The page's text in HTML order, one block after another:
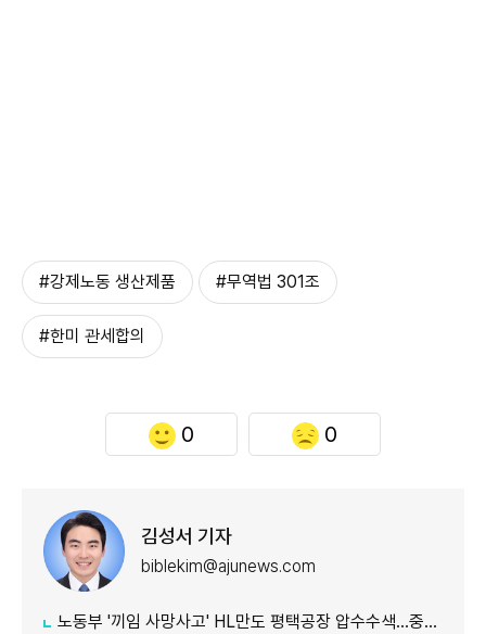
#강제노동 생산제품 #무역법 301조
#한미 관세합의
0 0
김성서 기자
biblekim@ajunews.com
노동부 '끼임 사망사고' HL만도 평택공장 압수수색…중처법 위반 등 수사